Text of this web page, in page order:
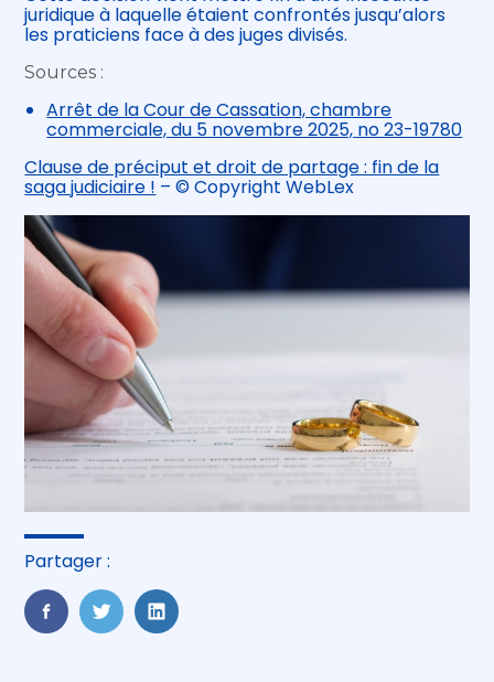
juridique à laquelle étaient confrontés jusqu’alors
les praticiens face à des juges divisés.
Sources :
Arrêt de la Cour de Cassation, chambre
commerciale, du 5 novembre 2025, no 23-19780
Clause de préciput et droit de partage : fin de la
saga judiciaire ! – © Copyright WebLex
Partager :
FaceBook
TwitterLinkedIn